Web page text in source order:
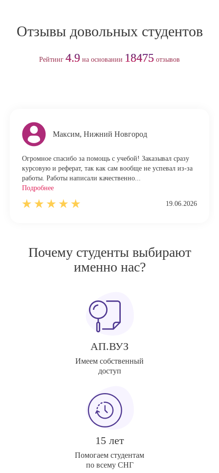
Отзывы довольных студентов
Рейтинг 4.9 на основании 18475 отзывов
Максим, Нижний Новгород
Огромное спасибо за помощь с учебой! Заказывал сразу
курсовую и реферат, так как сам вообще не успевал из-за
работы. Работы написали качественно...
Подробнее
19.06.2026
Почему студенты выбирают
именно нас?
АП.ВУЗ
Имеем собственный
доступ
15 лет
Помогаем студентам
по всему СНГ